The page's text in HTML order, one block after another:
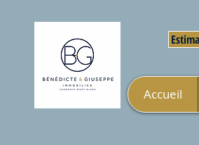
Accueil